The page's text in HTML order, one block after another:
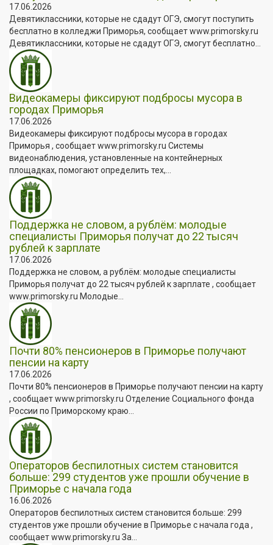
17.06.2026
Девятиклассники, которые не сдадут ОГЭ, смогут поступить
бесплатно в колледжи Приморья, сообщает www.primorsky.ru
Девятиклассники, которые не сдадут ОГЭ, смогут бесплатно...
Видеокамеры фиксируют подбросы мусора в
городах Приморья
17.06.2026
Видеокамеры фиксируют подбросы мусора в городах
Приморья , сообщает www.primorsky.ru Системы
видеонаблюдения, установленные на контейнерных
площадках, помогают определить тех,...
Поддержка не словом, а рублём: молодые
специалисты Приморья получат до 22 тысяч
рублей к зарплате
17.06.2026
Поддержка не словом, а рублём: молодые специалисты
Приморья получат до 22 тысяч рублей к зарплате , сообщает
www.primorsky.ru Молодые...
Почти 80% пенсионеров в Приморье получают
пенсии на карту
17.06.2026
Почти 80% пенсионеров в Приморье получают пенсии на карту
, сообщает www.primorsky.ru Отделение Социального фонда
России по Приморскому краю...
Операторов беспилотных систем становится
больше: 299 студентов уже прошли обучение в
Приморье с начала года
16.06.2026
Операторов беспилотных систем становится больше: 299
студентов уже прошли обучение в Приморье с начала года ,
сообщает www.primorsky.ru За...